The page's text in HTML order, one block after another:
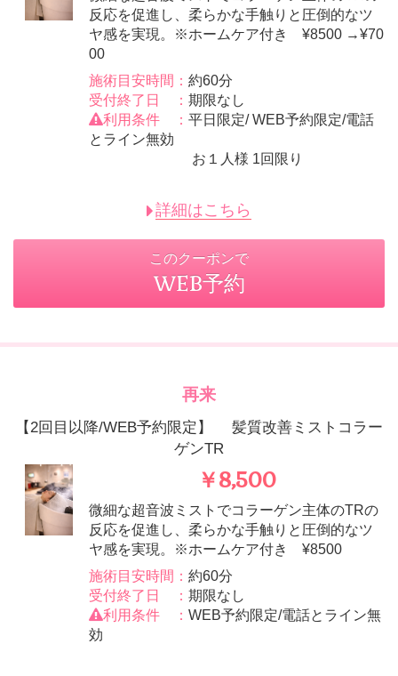
反応を促進し、柔らかな手触りと圧倒的なツ
ヤ感を実現。※ホームケア付き ¥8500 →¥70
00
施術目安時間： 約60分
受付終了日 ： 期限なし
利用条件 ： 平日限定/ WEB予約限定/電話
とライン無効
お１人様 1回限り
詳細はこちら
このクーポンで
WEB予約
再来
【2回目以降/WEB予約限定】 髪質改善ミストコラー
ゲンTR
￥8,500
微細な超音波ミストでコラーゲン主体のTRの
反応を促進し、柔らかな手触りと圧倒的なツ
ヤ感を実現。※ホームケア付き ¥8500
施術目安時間： 約60分
受付終了日 ： 期限なし
利用条件 ： WEB予約限定/電話とライン無
効